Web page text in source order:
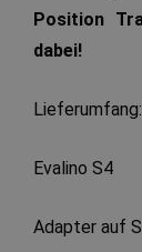
Position
dabei!
Lieferumfang:
Evalino S4
Adapter auf